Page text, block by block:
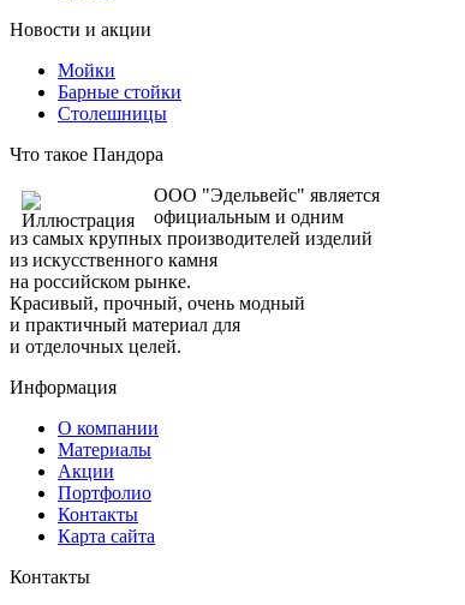
Новости и акции
Мойки
Барные стойки
Столешницы
Что такое Пандора
ООО "Эдельвейс" является
официальным и одним
из самых крупных производителей изделий
из искусственного камня
на российском рынке.
Красивый, прочный, очень модный
и практичный материал для
и отделочных целей.
Информация
О компании
Материалы
Акции
Портфолио
Контакты
Карта сайта
Контакты